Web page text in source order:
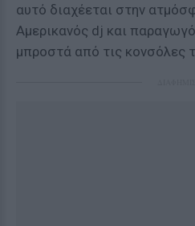
αυτό διαχέεται στην
Αμερικανός dj και
μπροστά από τις κονσόλες